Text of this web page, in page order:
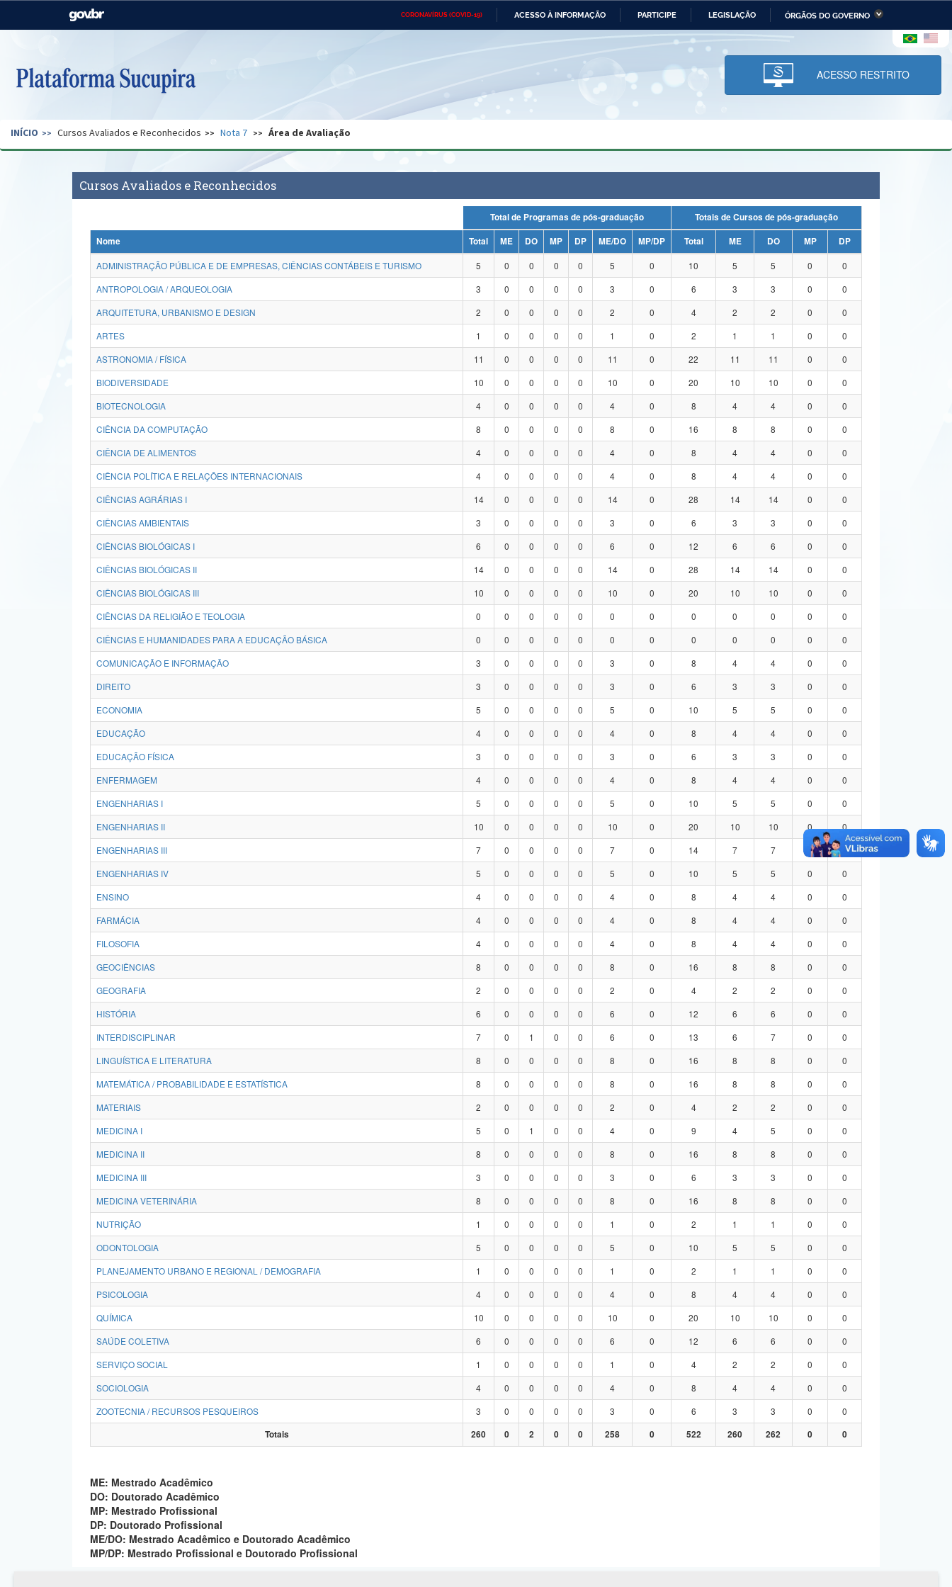
CORONAVÍRUS (COVID-19) ACESSO À INFORMAÇÃO PARTICIPE LEGISLAÇÃO ÓRGÃOS DO GOVERNO
Casa Civil Ministério das Relações Ministério da Economia Ministério da Infraestrutura
Pecuária e Abastecimento
Ministério da Ciência,
Tecnologia, Inovações e
Comunicações
Ministério do Desenvolvimento
Regional e dos Direitos Humanos
Secretaria de Governo Gabinete de Segurança Advocacia-Geral da União Banco Central do Brasil Planalto
ACESSO RESTRITO
INÍCIO Cursos Avaliados e Reconhecidos Nota 7 Área de Avaliação
Cursos Avaliados e Reconhecidos
Total de Programas de pós-graduação
Totais de Cursos de pós-graduação
Nome
Total ME DO MP DP ME/DO MP/DP Total ME DO MP
DP
ADMINISTRAÇÃO PÚBLICA E DE EMPRESAS, CIÊNCIAS CONTÁBEIS E TURISMO
5 0 0 0 0 5 0 10 5 5 0
0
ANTROPOLOGIA / ARQUEOLOGIA
3 0 0 0 0 3 0 6 3 3 0
0
ARQUITETURA, URBANISMO E DESIGN
2 0 0 0 0 2 0 4 2 2 0
0
ARTES
1 0 0 0 0 1 0 2 1 1 0
0
ASTRONOMIA / FÍSICA
11 0 0 0 0 11 0 22 11 11 0
0
BIODIVERSIDADE
10 0 0 0 0 10 0 20 10 10 0
0
BIOTECNOLOGIA
4 0 0 0 0 4 0 8 4 4 0
0
CIÊNCIA DA COMPUTAÇÃO
8 0 0 0 0 8 0 16 8 8 0
0
CIÊNCIA DE ALIMENTOS
4 0 0 0 0 4 0 8 4 4 0
0
CIÊNCIA POLÍTICA E RELAÇÕES INTERNACIONAIS
4 0 0 0 0 4 0 8 4 4 0
0
CIÊNCIAS AGRÁRIAS I
14 0 0 0 0 14 0 28 14 14 0
0
CIÊNCIAS AMBIENTAIS
3 0 0 0 0 3 0 6 3 3 0
0
CIÊNCIAS BIOLÓGICAS I
6 0 0 0 0 6 0 12 6 6 0
0
CIÊNCIAS BIOLÓGICAS II
14 0 0 0 0 14 0 28 14 14 0
0
CIÊNCIAS BIOLÓGICAS III
10 0 0 0 0 10 0 20 10 10 0
0
CIÊNCIAS DA RELIGIÃO E TEOLOGIA
0 0 0 0 0 0 0 0 0 0 0
0
CIÊNCIAS E HUMANIDADES PARA A EDUCAÇÃO BÁSICA
0 0 0 0 0 0 0 0 0 0 0
0
COMUNICAÇÃO E INFORMAÇÃO
3 0 0 0 0 3 0 8 4 4 0
0
DIREITO
3 0 0 0 0 3 0 6 3 3 0
0
ECONOMIA
5 0 0 0 0 5 0 10 5 5 0
0
EDUCAÇÃO
4 0 0 0 0 4 0 8 4 4 0
0
EDUCAÇÃO FÍSICA
3 0 0 0 0 3 0 6 3 3 0
0
ENFERMAGEM
4 0 0 0 0 4 0 8 4 4 0
0
ENGENHARIAS I
5 0 0 0 0 5 0 10 5 5 0
0
ENGENHARIAS II
10 0 0 0 0 10 0 20 10 10 0
0
ENGENHARIAS III
7 0 0 0 0 7 0 14 7 7 0
0
ENGENHARIAS IV
5 0 0 0 0 5 0 10 5 5 0
0
ENSINO
4 0 0 0 0 4 0 8 4 4 0
0
FARMÁCIA
4 0 0 0 0 4 0 8 4 4 0
0
FILOSOFIA
4 0 0 0 0 4 0 8 4 4 0
0
GEOCIÊNCIAS
8 0 0 0 0 8 0 16 8 8 0
0
GEOGRAFIA
2 0 0 0 0 2 0 4 2 2 0
0
HISTÓRIA
6 0 0 0 0 6 0 12 6 6 0
0
INTERDISCIPLINAR
7 0 1 0 0 6 0 13 6 7 0
0
LINGUÍSTICA E LITERATURA
8 0 0 0 0 8 0 16 8 8 0
0
MATEMÁTICA / PROBABILIDADE E ESTATÍSTICA
8 0 0 0 0 8 0 16 8 8 0
0
MATERIAIS
2 0 0 0 0 2 0 4 2 2 0
0
MEDICINA I
5 0 1 0 0 4 0 9 4 5 0
0
MEDICINA II
8 0 0 0 0 8 0 16 8 8 0
0
MEDICINA III
3 0 0 0 0 3 0 6 3 3 0
0
MEDICINA VETERINÁRIA
8 0 0 0 0 8 0 16 8 8 0
0
NUTRIÇÃO
1 0 0 0 0 1 0 2 1 1 0
0
ODONTOLOGIA
5 0 0 0 0 5 0 10 5 5 0
0
PLANEJAMENTO URBANO E REGIONAL / DEMOGRAFIA
1 0 0 0 0 1 0 2 1 1 0
0
PSICOLOGIA
4 0 0 0 0 4 0 8 4 4 0
0
QUÍMICA
10 0 0 0 0 10 0 20 10 10 0
0
SAÚDE COLETIVA
6 0 0 0 0 6 0 12 6 6 0
0
SERVIÇO SOCIAL
1 0 0 0 0 1 0 4 2 2 0
0
SOCIOLOGIA
4 0 0 0 0 4 0 8 4 4 0
0
ZOOTECNIA / RECURSOS PESQUEIROS
3 0 0 0 0 3 0 6 3 3 0
0
Totais
260 0 2 0 0 258 0 522 260 262 0 0
ME: Mestrado Acadêmico
DO: Doutorado Acadêmico
MP: Mestrado Profissional
DP: Doutorado Profissional
ME/DO: Mestrado Acadêmico e Doutorado Acadêmico
MP/DP: Mestrado Profissional e Doutorado Profissional